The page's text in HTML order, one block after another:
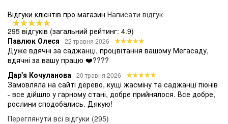
Відгуки клієнтів про магазин Написати відгук
295 відгуків (загальний рейтинг: 4.9)
Павлюк Олеся
22 травня 2026
Дуже вдячні за саджанці, процвітання вашому Мегасаду,
вдячні за вашу працю ❤️????
Дар'я Кочуланова
20 травня 2026
Замовляла на сайті дерево, кущі жасміну та саджанці піонів
- все дійшло у гарному стані, добре прийнялося. Все добре,
рослини сподобались. Дякую!
Переглянути всі відгуки (295)